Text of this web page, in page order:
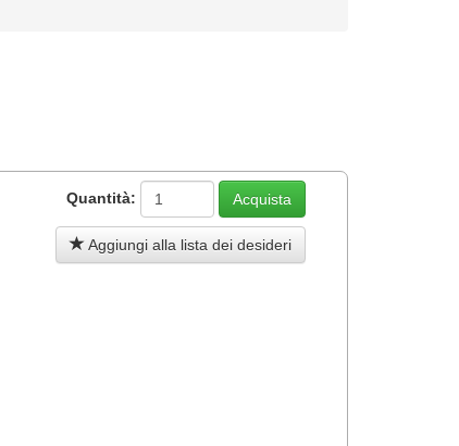
Quantità:
Aggiungi alla lista dei desideri